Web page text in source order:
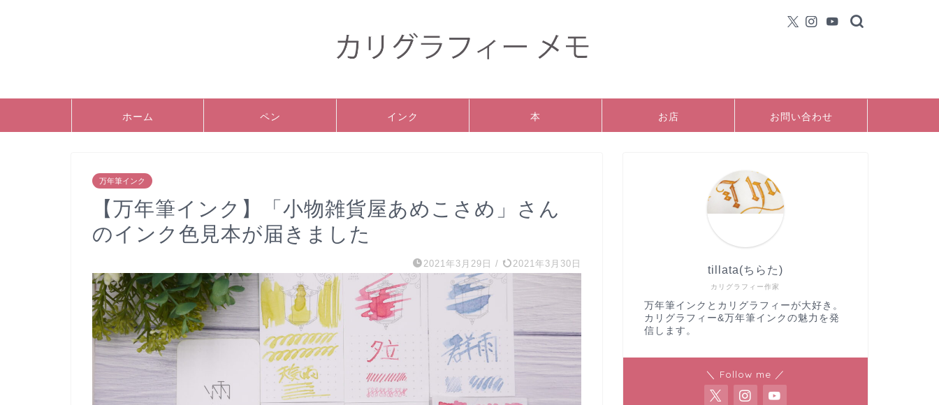
ホーム ペン インク 本 お店 お問い合わせ
万年筆インク
【万年筆インク】「小物雑貨屋あめこさめ」さん
のインク色見本が届きました
2021年3月29日 / 2021年3月30日
カリグラフィー作家
tillata(ちらた)
万年筆インクとカリグラフィーが大好き。
カリグラフィー&万年筆インクの魅力を発
信します。
＼ Follow me ／